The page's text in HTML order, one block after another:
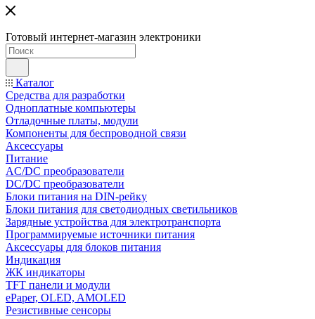
Готовый интернет-магазин электроники
Каталог
Средства для разработки
Одноплатные компьютеры
Отладочные платы, модули
Компоненты для беспроводной связи
Аксессуары
Питание
AC/DC преобразователи
DC/DC преобразователи
Блоки питания на DIN-рейку
Блоки питания для светодиодных светильников
Зарядные устройства для электротранспорта
Программируемые источники питания
Аксессуары для блоков питания
Индикация
ЖК индикаторы
TFT панели и модули
ePaper, OLED, AMOLED
Резистивные сенсоры